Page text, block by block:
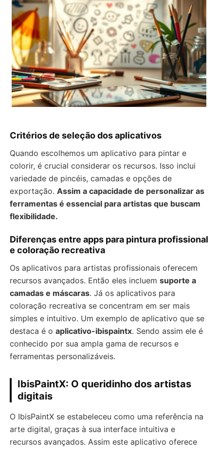
Critérios de seleção dos aplicativos
Quando escolhemos um aplicativo para pintar e
colorir, é crucial considerar os recursos. Isso inclui
variedade de pincéis, camadas e opções de
exportação. Assim a capacidade de personalizar as
ferramentas é essencial para artistas que buscam
flexibilidade.
Diferenças entre apps para pintura profissional
e coloração recreativa
Os aplicativos para artistas profissionais oferecem
recursos avançados. Então eles incluem suporte a
camadas e máscaras. Já os aplicativos para
coloração recreativa se concentram em ser mais
simples e intuitivo. Um exemplo de aplicativo que se
destaca é o aplicativo-ibispaintx. Sendo assim ele é
conhecido por sua ampla gama de recursos e
ferramentas personalizáveis.
IbisPaintX: O queridinho dos artistas
digitais
O IbisPaintX se estabeleceu como uma referência na
arte digital, graças à sua interface intuitiva e
recursos avançados. Assim este aplicativo oferece